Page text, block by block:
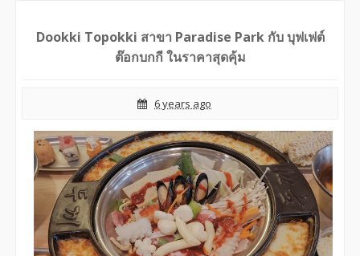
Dookki Topokki สาขา Paradise Park กับ บุฟเฟต์
ต๊อกบกกี ในราคาสุดคุ้ม
6 years ago